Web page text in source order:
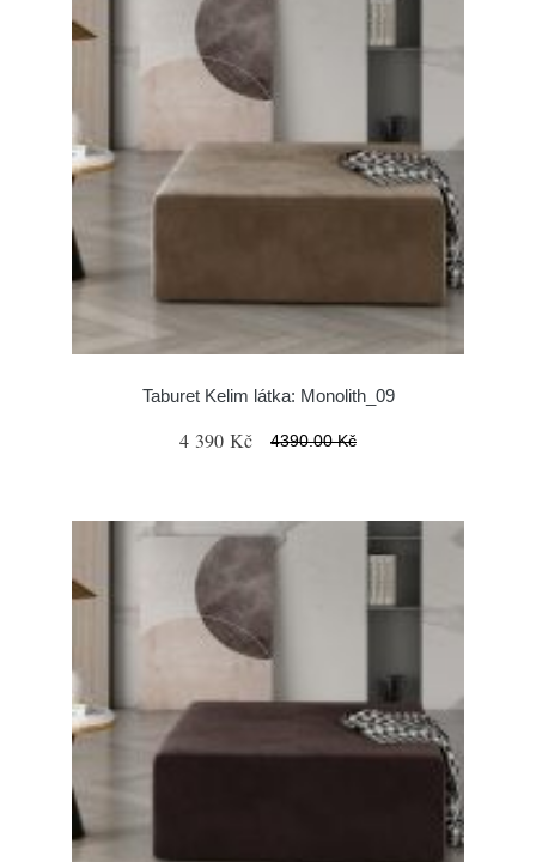
Taburet Kelim látka: Monolith_09
4 390 Kč 4390.00 Kč